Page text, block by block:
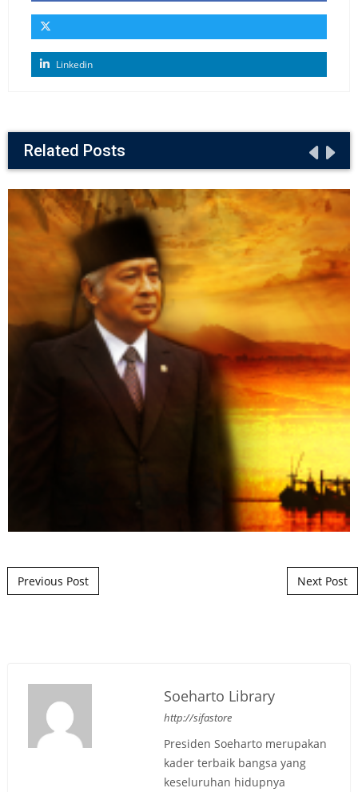
Linkedin
Related Posts
Post navigation
Previous Post Next Post
Soeharto Library
http://sifastore
Presiden Soeharto merupakan
kader terbaik bangsa yang
keseluruhan hidupnya